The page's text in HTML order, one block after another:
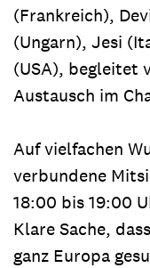
(Frankreich),
(Ungarn), Jesi
(USA), begleitet
Austausch im
Auf vielfachen
verbundene
18:00 bis 19:00
Klare Sache,
ganz Europa